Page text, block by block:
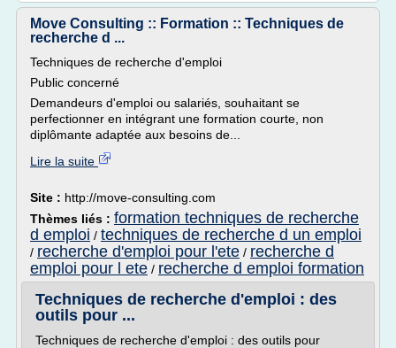
Move Consulting :: Formation :: Techniques de
recherche d ...
Techniques de recherche d'emploi
Public concerné
Demandeurs d'emploi ou salariés, souhaitant se
perfectionner en intégrant une formation courte, non
diplômante adaptée aux besoins de...
Lire la suite
Site : http://move-consulting.com
Thèmes liés : formation techniques de recherche
d emploi / techniques de recherche d un emploi
/ recherche d'emploi pour l'ete / recherche d
emploi pour l ete / recherche d emploi formation
Techniques de recherche d'emploi : des
outils pour ...
Techniques de recherche d'emploi : des outils pour